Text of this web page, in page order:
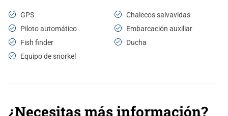
GPS
Chalecos salvavidas
Piloto automático
Embarcación auxiliar
Fish finder
Ducha
Equipo de snorkel
¿Necesitas más información?